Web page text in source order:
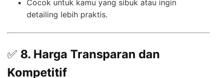
Cocok untuk kamu yang sibuk atau ingin
detailing lebih praktis.
✅ 8. Harga Transparan dan
Kompetitif